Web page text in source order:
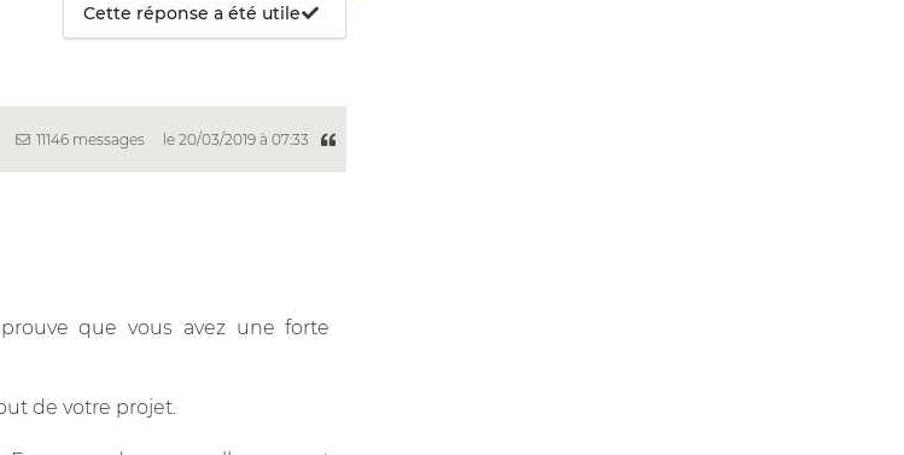
Cette réponse a été utile
11146 messages le 20/03/2019 à 07:33
que vous avez une forte
de votre projet.